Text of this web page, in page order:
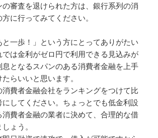
審査を退けられた方は、銀行系列の消
に行ってみてください。
と一歩！」という方にとってありがたい
では金利がゼロ円で利用できる見込みが
となるスパンのある消費者金融を上手
らいいと思います。
費者金融会社をランキングをつけて比
してください。ちょっとでも低金利設
消費者金融の業者に決めて、合理的な借
ょう。